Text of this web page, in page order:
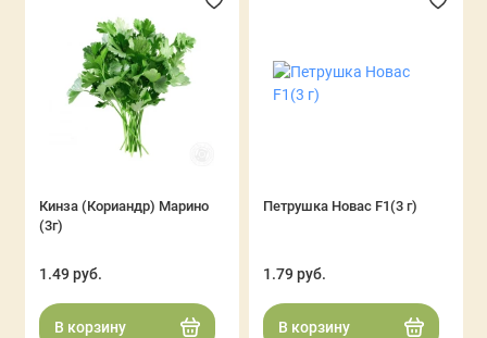
Кинза (Кориандр) Марино
(3г)
1.49 руб.
В корзину
Петрушка Новас F1(3 г)
1.79 руб.
В корзину